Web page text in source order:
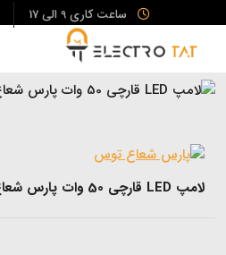
ساعت کاری 9 الی 17
لامپ LED قارچی 50 وات پارس شعاع توس